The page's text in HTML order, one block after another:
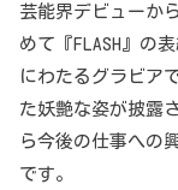
芸能界デビューか
めて『FLASH』の
にわたるグラビア
た妖艶な姿が披露
ら今後の仕事への
です。